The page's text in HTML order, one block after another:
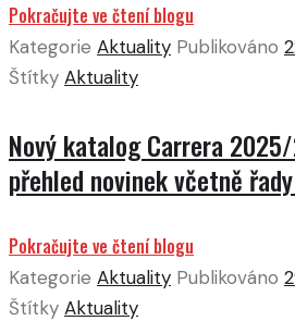
Pokračujte ve čtení blogu
Kategorie Aktuality Publikováno
Štítky Aktuality
Nový katalog Carrera
přehled novinek včetně
Pokračujte ve čtení blogu
Kategorie Aktuality Publikováno
Štítky Aktuality